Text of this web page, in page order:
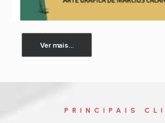
Ver mais...
PRINCIPAIS